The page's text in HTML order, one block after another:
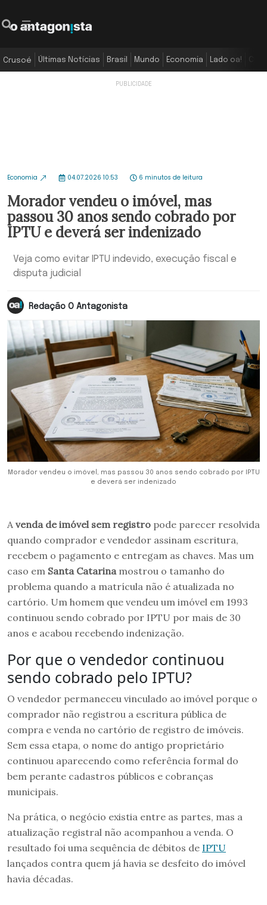
Crusoé Últimas Notícias Brasil Mundo Economia Lado oa!
Economia 04.07.2026 10:53 6 minutos de leitura
Morador vendeu o imóvel, mas
passou 30 anos sendo cobrado por
IPTU e deverá ser indenizado
Veja como evitar IPTU indevido, execução fiscal e
disputa judicial
Redação O Antagonista
Morador vendeu o imóvel, mas passou 30 anos sendo cobrado por IPTU
e deverá ser indenizado
A venda de imóvel sem registro pode parecer resolvida
quando comprador e vendedor assinam escritura,
recebem o pagamento e entregam as chaves. Mas um
caso em Santa Catarina mostrou o tamanho do
problema quando a matrícula não é atualizada no
cartório. Um homem que vendeu um imóvel em 1993
continuou sendo cobrado por IPTU por mais de 30
anos e acabou recebendo indenização.
Por que o vendedor continuou
sendo cobrado pelo IPTU?
O vendedor permaneceu vinculado ao imóvel porque o
comprador não registrou a escritura pública de
compra e venda no cartório de registro de imóveis.
Sem essa etapa, o nome do antigo proprietário
continuou aparecendo como referência formal do
bem perante cadastros públicos e cobranças
municipais.
Na prática, o negócio existia entre as partes, mas a
atualização registral não acompanhou a venda. O
resultado foi uma sequência de débitos de IPTU
lançados contra quem já havia se desfeito do imóvel
havia décadas.